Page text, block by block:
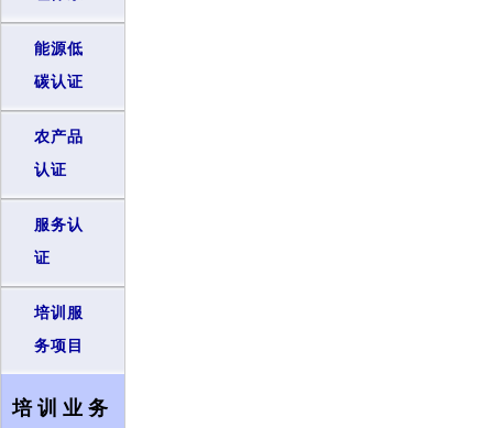
能源低
碳认证
农产品
认证
服务认
证
培训服
务项目
培训业务